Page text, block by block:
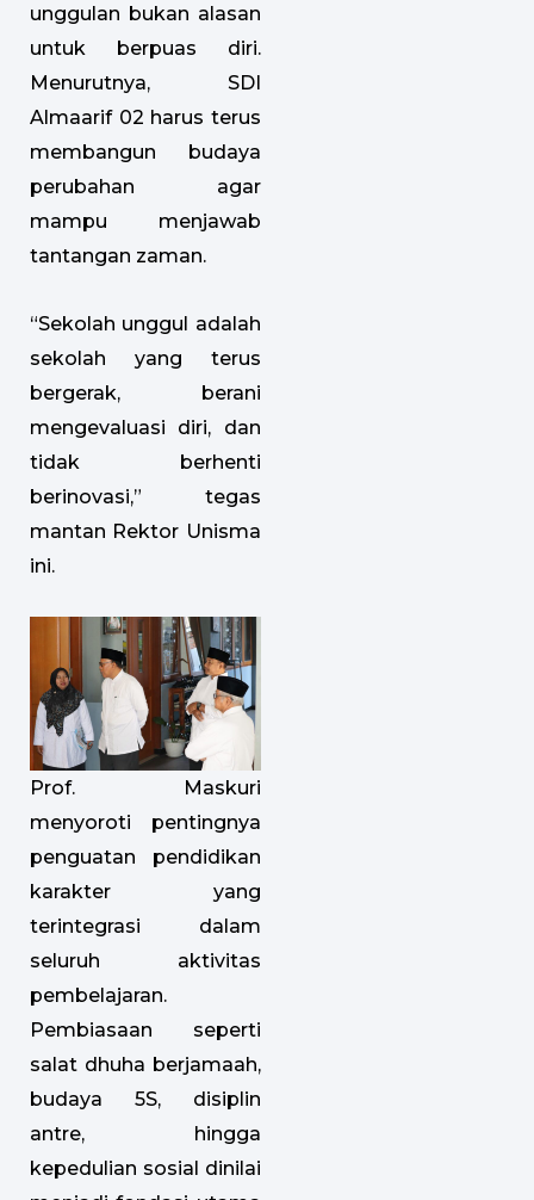
unggulan bukan alasan
untuk berpuas diri.
Menurutnya, SDI
Almaarif 02 harus terus
membangun budaya
perubahan agar
mampu menjawab
tantangan zaman.
“Sekolah unggul adalah
sekolah yang terus
bergerak, berani
mengevaluasi diri, dan
tidak berhenti
berinovasi,” tegas
mantan Rektor Unisma
ini.
Prof. Maskuri
menyoroti pentingnya
penguatan pendidikan
karakter yang
terintegrasi dalam
seluruh aktivitas
pembelajaran.
Pembiasaan seperti
salat dhuha berjamaah,
budaya 5S, disiplin
antre, hingga
kepedulian sosial dinilai